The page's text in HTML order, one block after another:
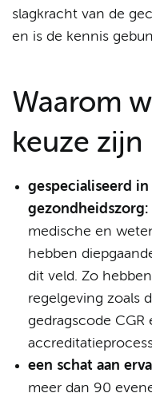
slagkracht van de
en is de kennis
Waarom
keuze zijn
gespecialiseerd
gezondheidszorg:
medische en
hebben
dit veld. Zo
regelgeving zoals
gedragscode CGR
een schat aan
meer dan 90